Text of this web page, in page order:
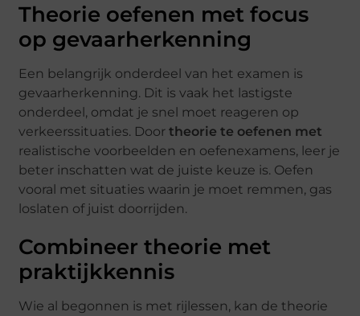
Theorie oefenen met focus
op gevaarherkenning
Een belangrijk onderdeel van het examen is
gevaarherkenning. Dit is vaak het lastigste
onderdeel, omdat je snel moet reageren op
verkeerssituaties. Doortheorie te oefenen met
realistische voorbeelden en oefenexamens, leer je
beter inschatten wat de juiste keuze is. Oefen
vooral met situaties waarin je moet remmen, gas
loslaten of juist doorrijden.
Combineer theorie met
praktijkkennis
Wie al begonnen is met rijlessen, kan de theorie